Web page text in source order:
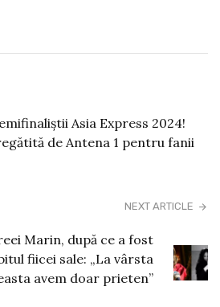
Asia Express 2024!
de Antena 1 pentru fanii
NEXT ARTICLE
Marin, după ce a fost
fiicei sale: „La vârsta
avem doar prieten”